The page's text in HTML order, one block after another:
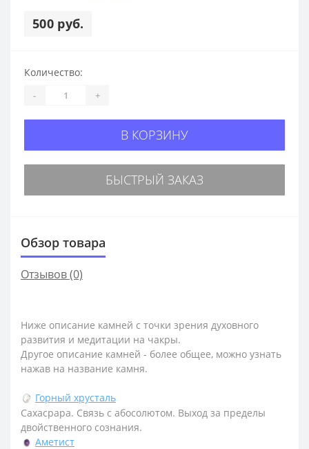
500 руб.
Количество:
- +
В КОРЗИНУ
БЫСТРЫЙ ЗАКАЗ
Обзор товара
Отзывов (0)
Ниже описание камней с точки зрения духовного
развития и медитации на чакры.
Другое описание камней - более общее, можно узнать
нажав на название камня.
Горный хрусталь
Сахасрара. Связь с абосолютом. Выход за пределы
двойственного сознания.
Аметист